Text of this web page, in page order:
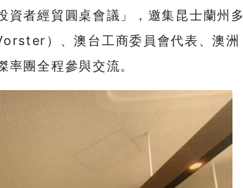
資者經貿圓桌會議」，邀集昆士蘭州多
）、澳台工商委員會代表、澳洲
團全程參與交流。